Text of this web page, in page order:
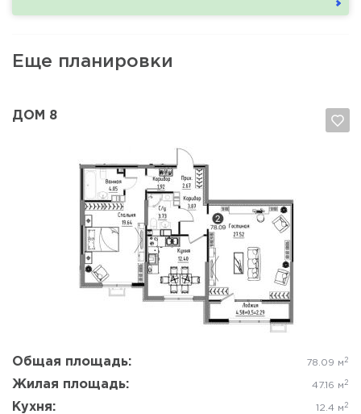
Еще планировки
ДОМ 8
Общая площадь: 78.09 м 2
Жилая площадь: 47.16 м 2
Кухня: 12.4 м 2
Да, удалить Отмена